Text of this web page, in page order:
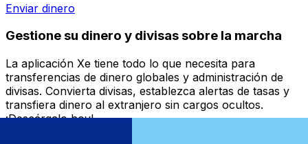
Enviar dinero
Gestione su dinero y divisas sobre la marcha
La aplicación Xe tiene todo lo que necesita para
transferencias de dinero globales y administración de
divisas. Convierta divisas, establezca alertas de tasas y
transfiera dinero al extranjero sin cargos ocultos.
¡Descárgalo hoy!